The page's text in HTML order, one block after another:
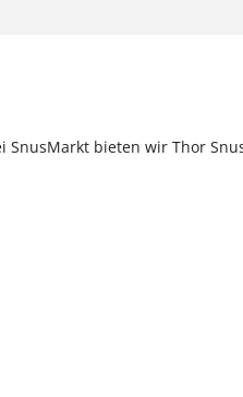
SnusMarkt bieten wir Thor